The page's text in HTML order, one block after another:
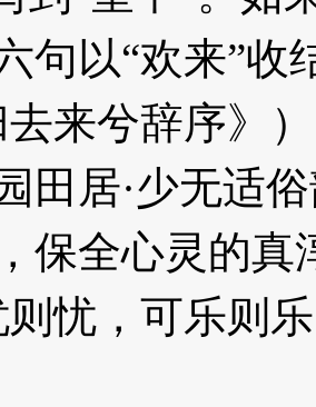
句以“欢来”收
来兮辞序》
田居·少无适俗
保全心灵的真
则忧，可乐则